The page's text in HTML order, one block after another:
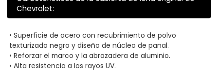
Chevrolet:
• Superficie de acero con recubrimiento de polvo
texturizado negro y diseño de núcleo de panal.
• Reforzar el marco y la abrazadera de aluminio.
• Alta resistencia a los rayos UV.